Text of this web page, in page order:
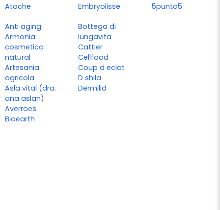
Atache
Embryolisse
5punto5
Anti aging
Armonia
cosmetica
natural
Artesania
agricola
Asla vital (dra.
ana aslan)
Averroes
Bioearth
Bottega di
lungavita
Cattier
Cellfood
Coup d eclat
D shila
Dermilid